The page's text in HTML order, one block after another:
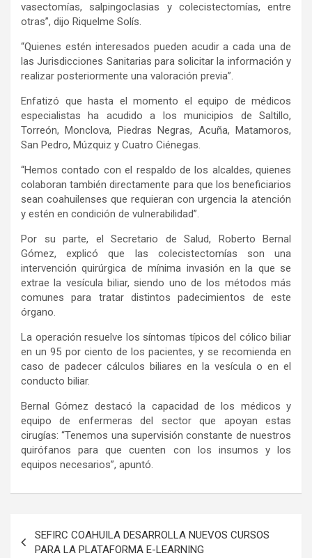
vasectomías, salpingoclasias y colecistectomías, entre
otras”, dijo Riquelme Solís.
“Quienes estén interesados pueden acudir a cada una de
las Jurisdicciones Sanitarias para solicitar la información y
realizar posteriormente una valoración previa”.
Enfatizó que hasta el momento el equipo de médicos
especialistas ha acudido a los municipios de Saltillo,
Torreón, Monclova, Piedras Negras, Acuña, Matamoros,
San Pedro, Múzquiz y Cuatro Ciénegas.
“Hemos contado con el respaldo de los alcaldes, quienes
colaboran también directamente para que los beneficiarios
sean coahuilenses que requieran con urgencia la atención
y estén en condición de vulnerabilidad”.
Por su parte, el Secretario de Salud, Roberto Bernal
Gómez, explicó que las colecistectomías son una
intervención quirúrgica de mínima invasión en la que se
extrae la vesícula biliar, siendo uno de los métodos más
comunes para tratar distintos padecimientos de este
órgano.
La operación resuelve los síntomas típicos del cólico biliar
en un 95 por ciento de los pacientes, y se recomienda en
caso de padecer cálculos biliares en la vesícula o en el
conducto biliar.
Bernal Gómez destacó la capacidad de los médicos y
equipo de enfermeras del sector que apoyan estas
cirugías: “Tenemos una supervisión constante de nuestros
quirófanos para que cuenten con los insumos y los
equipos necesarios”, apuntó.
de
SEFIRC COAHUILA DESARROLLA NUEVOS CURSOS
PARA LA PLATAFORMA E-LEARNING